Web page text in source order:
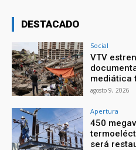
DESTACADO
Social
VTV
mediática
agosto 9, 2026
Apertura
450
será